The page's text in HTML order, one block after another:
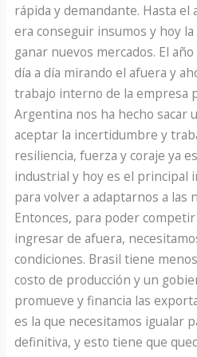
rápida y demandante. Hasta el
era conseguir insumos y hoy
ganar nuevos mercados. El
día a día mirando el afuera y
trabajo interno de la empresa
Argentina nos ha hecho sacar
aceptar la incertidumbre y
resiliencia, fuerza y coraje ya
industrial y hoy es el principal
para volver a adaptarnos a las
Entonces, para poder
ingresar de afuera,
condiciones. Brasil tiene
costo de producción y un
promueve y financia las
es la que necesitamos igualar
definitiva, y esto tiene que